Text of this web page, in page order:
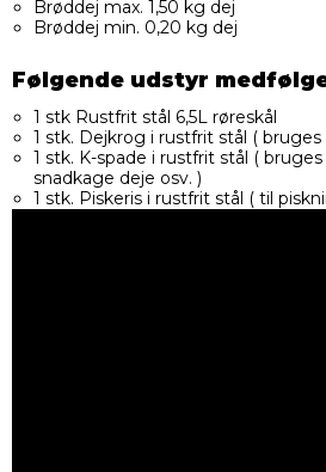
Brøddej max. 1,50 kg dej
Brøddej min. 0,20 kg dej
Følgende udstyr
1 stk Rustfrit stål 6,5L røreskål
1 stk. Dejkrog i rustfrit stål ( bruges
1 stk. K-spade i rustfrit stål (
snadkage deje osv. )
1 stk. Piskeris i rustfrit stål ( til